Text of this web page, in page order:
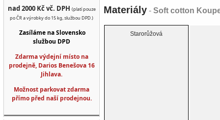
Materiály - Soft cotton
Starorůžová
nad 2000 Kč vč. DPH (platí pouze
po ČR a výrobky do 15 kg, službou DPD.)
Zasíláme na Slovensko
službou DPD
Zdarma výdejní místo na
prodejně, Darios Benešova 16
Jihlava.
Možnost parkovat zdarma
přímo před naší prodejnou.